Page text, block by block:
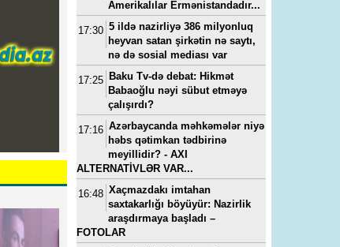
Amerikalılar Ermənistandadır...
17:30 5 ildə nazirliyə 386 milyonluq
heyvan satan şirkətin nə saytı,
nə də sosial mediası var
17:25 Baku Tv-də debat: Hikmət
Babaoğlu nəyi sübut etməyə
çalışırdı?
17:16 Azərbaycanda məhkəmələr niyə
həbs qətimkan tədbirinə
meyillidir? - AXI
ALTERNATİVLƏR VAR...
16:48 Xaçmazdakı imtahan
saxtakarlığı böyüyür: Nazirlik
araşdırmaya başladı –
FOTOLAR